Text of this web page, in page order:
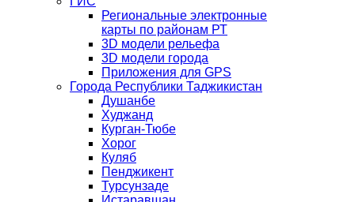
Региональные электронные
карты по районам РТ
3D модели рельефа
3D модели города
Приложения для GPS
Города Республики Таджикистан
Душанбе
Худжанд
Курган-Тюбе
Хорог
Куляб
Пенджикент
Турсунзаде